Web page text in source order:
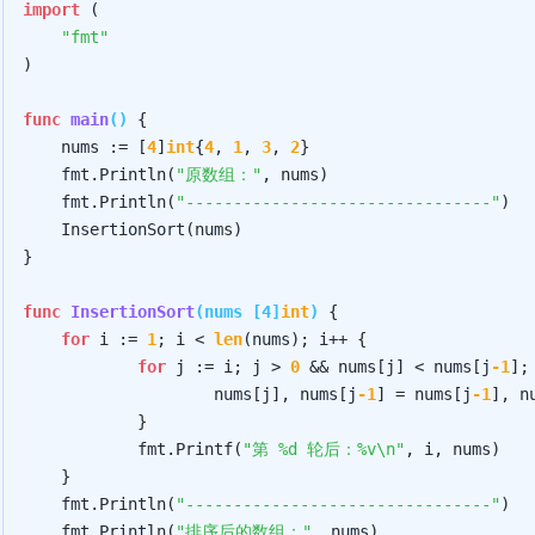
import (
"fmt"
)
func main()
{
    nums := [
4] int{4, 1 , 3, 2}
    fmt.Println(
"原数组：" , nums)
    fmt.Println(
"--------------------------------")
    InsertionSort(nums)
}
func InsertionSort(nums [4] int)
{
for i := 1 ; i < len(nums); i++ {
for j := i; j > 0 && nums[j] < nums[j -1 ];
                    nums[j], nums[j
-1 ] = nums[j -1 ],
            }
            fmt.Printf(
"第 %d 轮后：%v\n" , i, nums)
    }
    fmt.Println(
"--------------------------------")
    fmt.Println(
"排序后的数组：" , nums)